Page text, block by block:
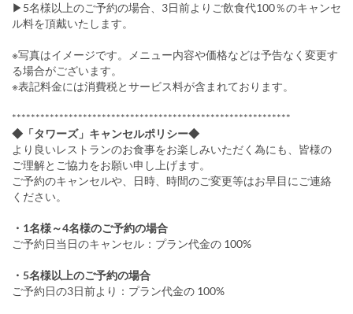
▶5名様以上のご予約の場合、3日前よりご飲食代100％のキャンセ
ル料を頂戴いたします。
※写真はイメージです。メニュー内容や価格などは予告なく変更す
る場合がございます。
※表記料金には消費税とサービス料が含まれております。
***********************************************************
◆「タワーズ」キャンセルポリシー◆
より良いレストランのお食事をお楽しみいただく為にも、皆様の
ご理解とご協力をお願い申し上げます。
ご予約のキャンセルや、日時、時間のご変更等はお早目にご連絡
ください。
・1名様～4名様のご予約の場合
ご予約日当日のキャンセル：プラン代金の 100%
・5名様以上のご予約の場合
ご予約日の3日前より：プラン代金の 100%